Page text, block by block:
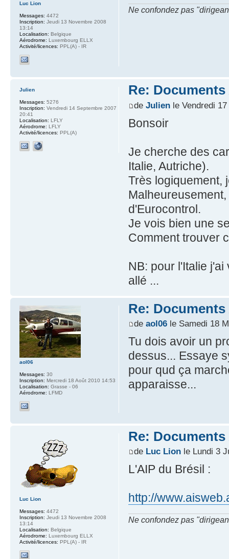
Ne confondez pas
Luc Lion
Messages: 4472
Inscription: Jeudi 13 Novembre 2008
13:14
Localisation: Belgique
Aérodrome: Luxembourg ELLX
Activité/licences: PPL(A) - IR
Re:
de Julienle Vendredi 17
Bonsoir
Je cherche des
Italie, Autriche).
Très logiquement,
d'Eurocontrol.
Je vois bien une
Comment trouver
NB: pour l'Italie
allé ...
Julien
Messages: 5276
Inscription: Vendredi 14 Septembre 2007
20:41
Localisation: LFLY
Aérodrome: LFLY
Activité/licences: PPL(A)
Re:
de aol06le Samedi 18
Tu dois avoir un
dessus... Essaye
pour qud ça
apparaisse...
aol06
Messages: 30
Inscription: Mercredi 18 Août 2010 14:53
Localisation: Grasse - 06
Aérodrome: LFMD
Re:
de Luc Lionle Lundi 3
L'AIP du Brésil :
http://
Ne confondez pas
Luc Lion
Messages: 4472
Inscription: Jeudi 13 Novembre 2008
13:14
Localisation: Belgique
Aérodrome: Luxembourg ELLX
Activité/licences: PPL(A) - IR